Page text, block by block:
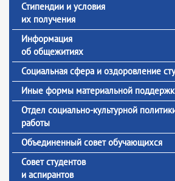
Стипендии и условия
их получения
Информация
об общежитиях
Социальная сфера и оздоровление
Иные формы материальной
Отдел социально-культурной
работы
Объединенный совет обучающихся
Совет студентов
и аспирантов